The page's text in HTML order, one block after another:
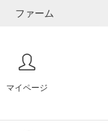
ファーム
マイページ